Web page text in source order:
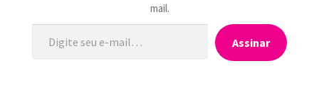
mail.
Digite seu e-mail…
Assinar